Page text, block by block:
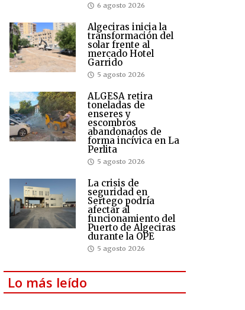
6 agosto 2026
Algeciras inicia la
transformación del
solar frente al
mercado Hotel
Garrido
5 agosto 2026
ALGESA retira
toneladas de
enseres y
escombros
abandonados de
forma incívica en La
Perlita
5 agosto 2026
La crisis de
seguridad en
Sertego podría
afectar al
funcionamiento del
Puerto de Algeciras
durante la OPE
5 agosto 2026
Lo más leído